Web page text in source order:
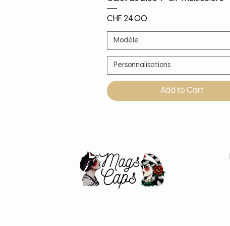
Price
CHF 24.00
Modèle
Personnalisations
Add to Cart